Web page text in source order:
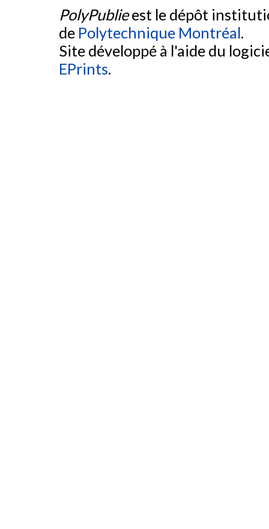
PolyPublieest le dépôt
de Polytechnique Montréal.
Site développé à l'aide du
EPrints.